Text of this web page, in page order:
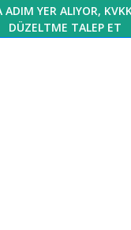
ADIM YER ALIYOR,
DÜZELTME TALEP ET